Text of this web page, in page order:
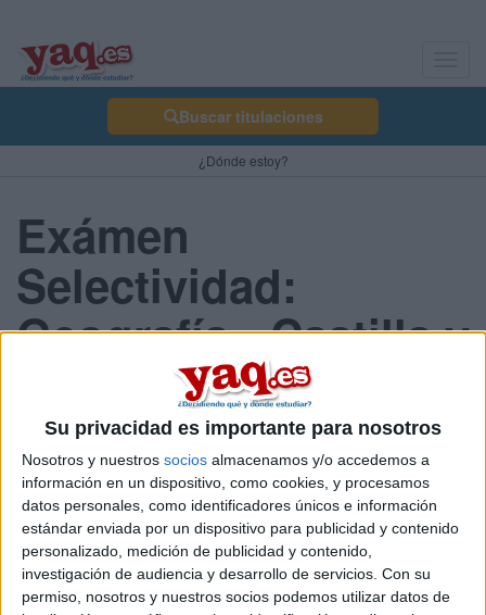
Su privacidad es importante para nosotros
Nosotros y nuestros socios almacenamos y/o accedemos a
información en un dispositivo, como cookies, y procesamos
datos personales, como identificadores únicos e información
estándar enviada por un dispositivo para publicidad y contenido
personalizado, medición de publicidad y contenido,
investigación de audiencia y desarrollo de servicios. Con su
permiso, nosotros y nuestros socios podemos utilizar datos de
Buscar titulaciones
¿Dónde estoy?
Exámen
Selectividad:
Geografía - Castilla y
León 2013 Junio
Comunidad:
Castilla y León
Año del examen:
2013
Mes de examen:
Junio
Asignatura: